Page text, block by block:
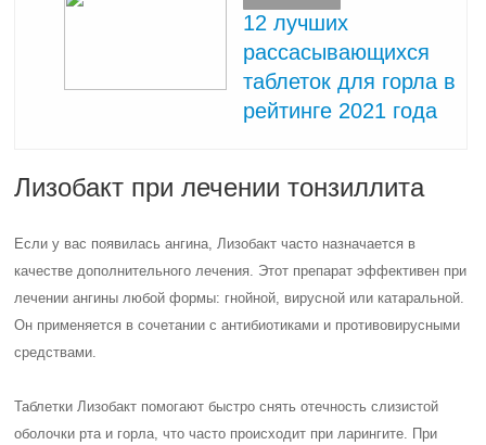
12 лучших
рассасывающихся
таблеток для горла в
рейтинге 2021 года
Лизобакт при лечении тонзиллита
Если у вас появилась ангина, Лизобакт часто назначается в
качестве дополнительного лечения. Этот препарат эффективен при
лечении ангины любой формы: гнойной, вирусной или катаральной.
Он применяется в сочетании с антибиотиками и противовирусными
средствами.
Таблетки Лизобакт помогают быстро снять отечность слизистой
оболочки рта и горла, что часто происходит при ларингите. При